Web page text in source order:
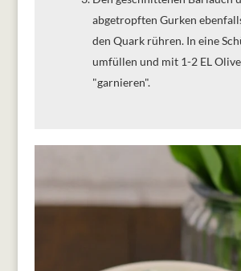
abgetropften Gurken
den Quark rühren. In eine
umfüllen und mit 1-2 EL
"garnieren".